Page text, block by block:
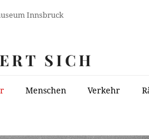
Innsbruck
SICH
Menschen Verkehr